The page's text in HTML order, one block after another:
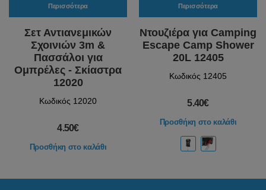
Περισσότερα
Σετ Αντιανεμικών
Σχοινιών 3m &
Πασσάλοι για
Ομπρέλες - Σκίαστρα
12020
Κωδικός 12020
4.50€
Προσθήκη στο καλάθι
Περισσότερα
Ντουζιέρα για Camping
Escape Camp Shower
20L 12405
Κωδικός 12405
5.40€
Προσθήκη στο καλάθι